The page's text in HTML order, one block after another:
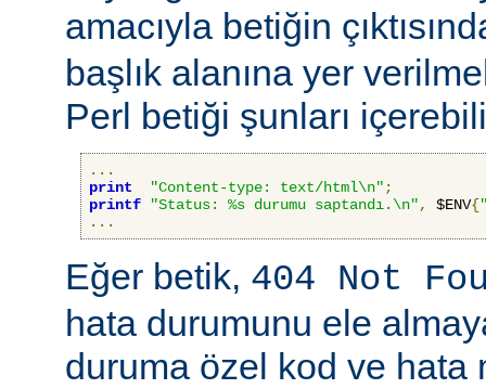
amacıyla betiğin
başlık alanına yer
Perl betiği şunları
...
print
"Content-type: text/html\n";
printf
"Status: %s durumu saptandı.\n", $ENV{
...
Eğer betik, 404 Not
hata durumunu ele
duruma özel kod ve hata